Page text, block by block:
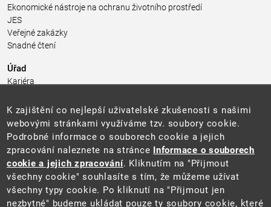
Ekonomické nástroje na ochranu životního prostředí
JES
Veřejné zakázky
Snadné čtení
Úřad
Kariéra
Pro média a veřejnost
Povinně zveřejňované informace
Kontakty
Přistupnost budovy úřadu MŽP
(PDF, 204 kB)
Web
Aktuality
Ochrana osobních údajů
K zajištění co nejlepší uživatelské zkušenosti s našimi
webovými stránkami využíváme tzv. soubory cookie.
Podrobné informace o souborech cookie a jejich
zpracování naleznete na stránce Informace o souborech
cookie a jejich zpracování. Kliknutím na "Přijmout
všechny cookie" souhlasíte s tím, že můžeme užívat
všechny typy cookie. Po kliknutí na "Přijmout jen
nezbytné" budeme ukládat pouze ty soubory cookie, které